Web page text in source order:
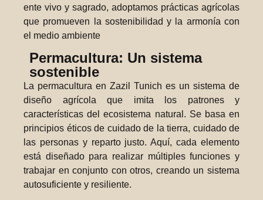
ente vivo y sagrado, adoptamos prácticas agrícolas
que promueven la sostenibilidad y la armonía con
el medio ambiente
Permacultura: Un sistema
sostenible
La permacultura en Zazil Tunich es un sistema de
diseño agrícola que imita los patrones y
características del ecosistema natural. Se basa en
principios éticos de cuidado de la tierra, cuidado de
las personas y reparto justo. Aquí, cada elemento
está diseñado para realizar múltiples funciones y
trabajar en conjunto con otros, creando un sistema
autosuficiente y resiliente.